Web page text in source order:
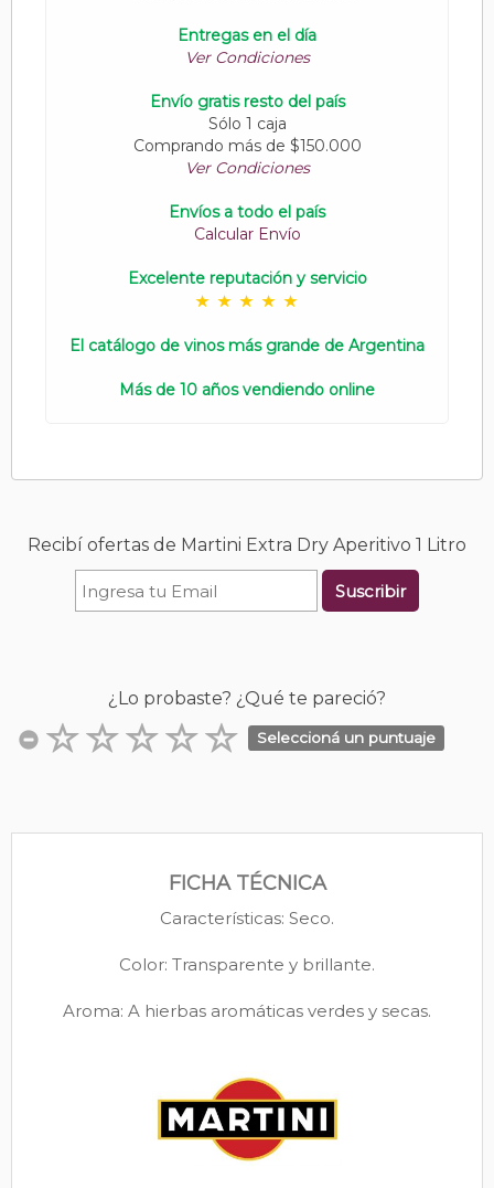
Entregas en el día
Ver Condiciones
Envío gratis resto del país
Sólo 1 caja
Comprando más de $150.000
Ver Condiciones
Envíos a todo el país
Calcular Envío
Excelente reputación y servicio
El catálogo de vinos más grande de Argentina
Más de 10 años vendiendo online
Recibí ofertas de Martini Extra Dry Aperitivo 1 Litro
Suscribir
¿Lo probaste? ¿Qué te pareció?
Seleccioná un puntuaje
FICHA TÉCNICA
Características: Seco.
Color: Transparente y brillante.
Aroma: A hierbas aromáticas verdes y secas.